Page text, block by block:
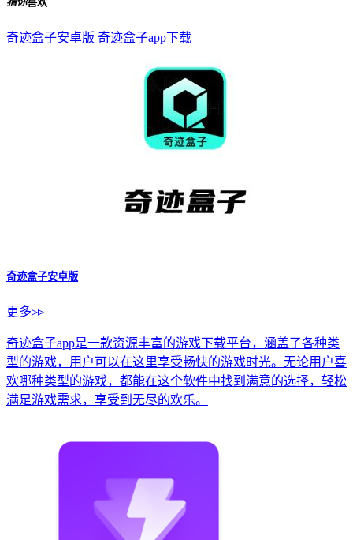
奇迹盒子安卓版 奇迹盒子app下载
奇迹盒子安卓版
更多▹▹
奇迹盒子app是一款资源丰富的游戏下载平台，涵盖了各种类
型的游戏，用户可以在这里享受畅快的游戏时光。无论用户喜
欢哪种类型的游戏，都能在这个软件中找到满意的选择，轻松
满足游戏需求，享受到无尽的欢乐。